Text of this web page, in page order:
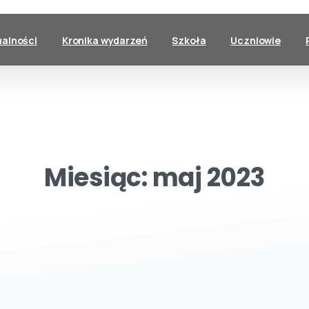
Kronika wydarzeń Szkoła Uczniowie
Miesiąc:maj2023